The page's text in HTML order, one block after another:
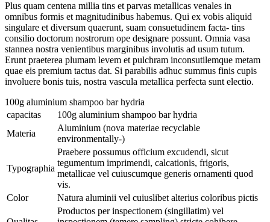
Plus quam centena millia tins et parvas metallicas venales in
omnibus formis et magnitudinibus habemus. Qui ex vobis aliquid
singulare et diversum quaerunt, suam consuetudinem facta- tins
consilio doctorum nostrorum ope designare possunt. Omnia vasa
stannea nostra venientibus marginibus involutis ad usum tutum.
Erunt praeterea plumam levem et pulchram inconsutilemque metam
quae eis premium tactus dat. Si parabilis adhuc summus finis cupis
involuere bonis tuis, nostra vascula metallica perfecta sunt electio.
100g aluminium shampoo bar hydria
capacitas
100g aluminium shampoo bar hydria
Materia
Aluminium (nova materiae recyclable
environmentally-)
Typographia
Praebere possumus officium excudendi, sicut
tegumentum imprimendi, calcationis, frigoris,
metallicae vel cuiuscumque generis ornamenti quod
vis.
Color
Natura aluminii vel cuiuslibet alterius coloribus pictis
Productos per inspectionem (singillatim) vel